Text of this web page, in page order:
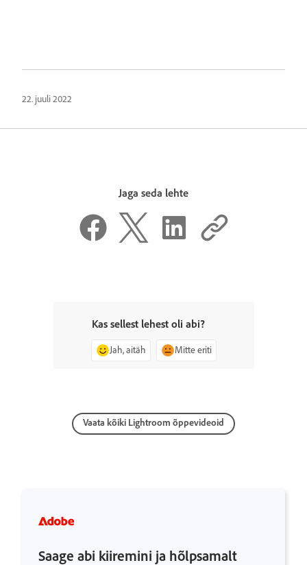
22. juuli 2022
Jaga seda lehte
Kas sellest lehest oli abi?
Jah, aitäh Mitte eriti
Vaata kõiki Lightroom õppevideoid
Saage abi kiiremini ja hõlpsamalt